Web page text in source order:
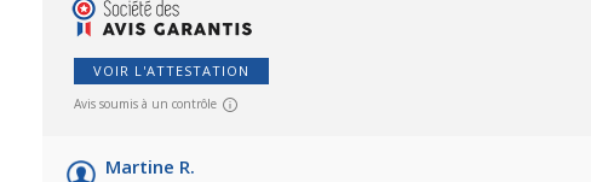
VOIR L'ATTESTATION
Avis soumis à un contrôle
Martine R.